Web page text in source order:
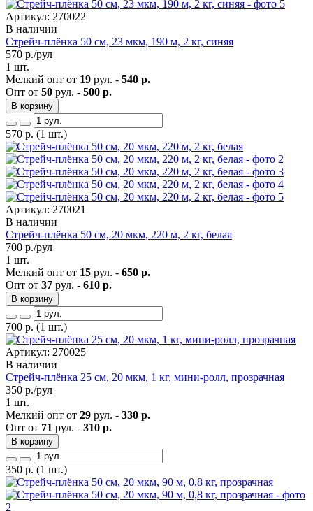
Артикул: 270022
В наличии
Стрейч-плёнка 50 см, 23 мкм, 190 м, 2 кг, синяя
570 р./рул
1 шт.
Мелкий опт от 19 рул. - 540 р.
Опт от 50 рул. - 500 р.
В корзину
570 р. (1 шт.)
Артикул: 270021
В наличии
Стрейч-плёнка 50 см, 20 мкм, 220 м, 2 кг, белая
700 р./рул
1 шт.
Мелкий опт от 15 рул. - 650 р.
Опт от 37 рул. - 610 р.
В корзину
700 р. (1 шт.)
Артикул: 270025
В наличии
Стрейч-плёнка 25 см, 20 мкм, 1 кг, мини-ролл, прозрачная
350 р./рул
1 шт.
Мелкий опт от 29 рул. - 330 р.
Опт от 71 рул. - 310 р.
В корзину
350 р. (1 шт.)